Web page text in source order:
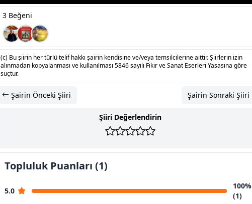
3 Beğeni
(c) Bu şiirin her türlü telif hakkı şairin kendisine ve/veya temsilcilerine aittir. Şiirlerin izin
alınmadan kopyalanması ve kullanılması 5846 sayılı Fikir ve Sanat Eserleri Yasasına göre
suçtur.
Şairin Önceki Şiiri Şairin Sonraki Şiiri
Şiiri Değerlendirin
Topluluk Puanları (1)
5.0
100%
(1)